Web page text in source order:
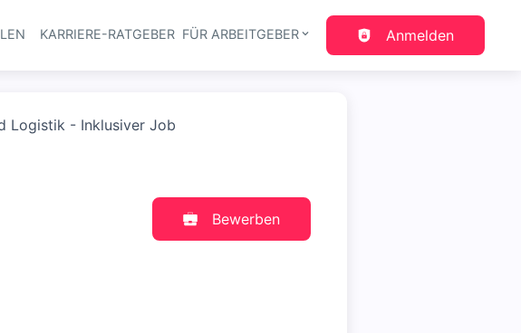
Haupt-Navigation
KARRIERE-RATGEBER FÜR ARBEITGEBER Anmelden
Logistik - Inklusiver Job
Bewerben